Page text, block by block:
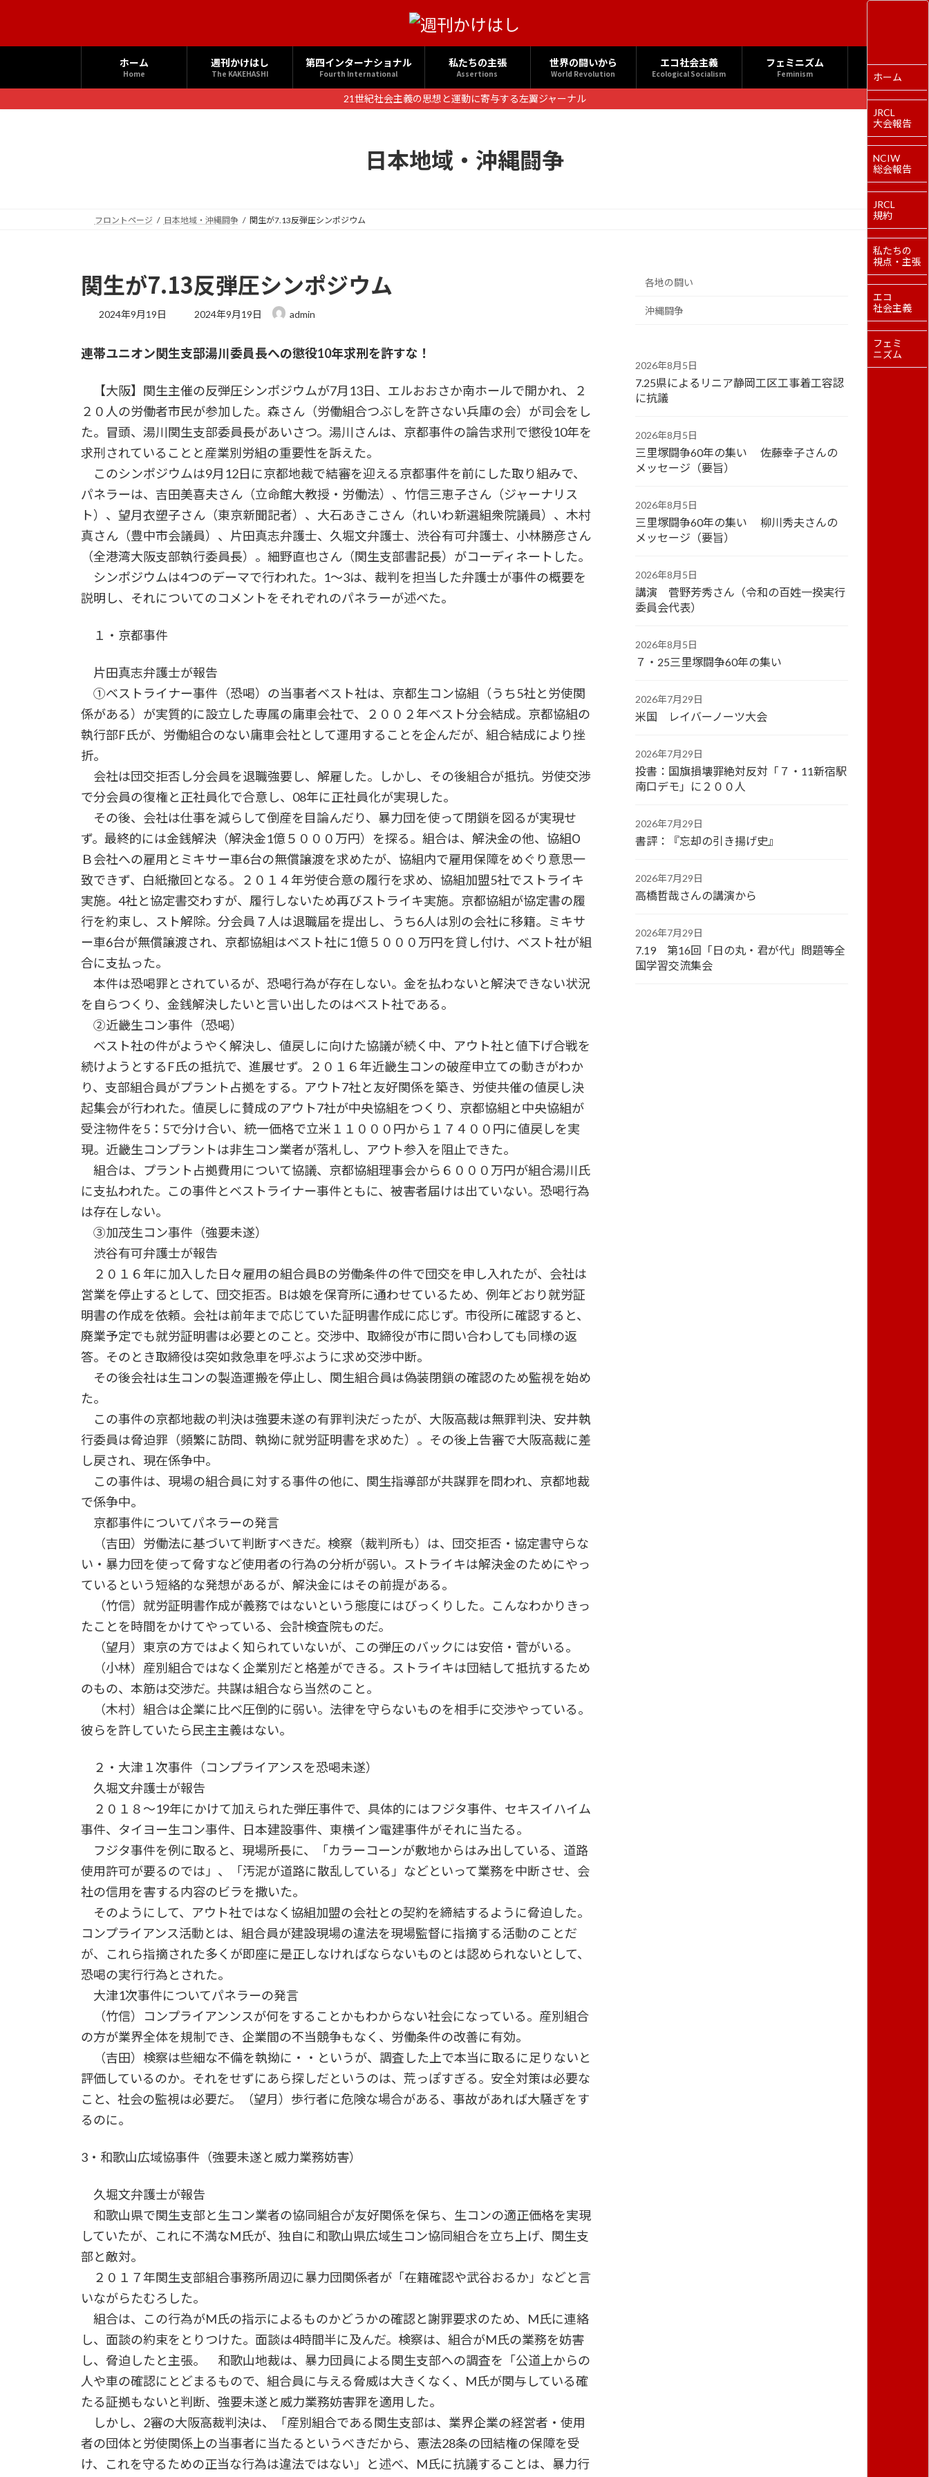
へ
ス
ョ
ン
ホーム
Home
週刊かけはし
The KAKEHASHI
第四インターナショナル
Fourth International
私たちの主張
Assertions
世界の闘いから
World Revolution
エコ社会主義
Ecological Socialism
フェミニズム
Feminism
21世紀社会主義の思想と運動に寄与する左翼ジャーナル
日本地域・沖縄闘争
フロントページ 日本地域・沖縄闘争 関生が7.13反弾圧シンポジウム
関生が7.13反弾圧シンポジウム
2024年9月19日
最
新
:
2024年9月19日 admin
連帯ユニオン関生支部湯川委員長への懲役10年求刑を許すな！
【大阪】関生主催の反弾圧シンポジウムが7月13日、エルおおさか南ホールで開かれ、２
２０人の労働者市民が参加した。森さん（労働組合つぶしを許さない兵庫の会）が司会をし
た。冒頭、湯川関生支部委員長があいさつ。湯川さんは、京都事件の論告求刑で懲役10年を
求刑されていることと産業別労組の重要性を訴えた。
このシンポジウムは9月12日に京都地裁で結審を迎える京都事件を前にした取り組みで、
パネラーは、吉田美喜夫さん（立命館大教授・労働法）、竹信三恵子さん（ジャーナリス
ト）、望月衣塑子さん（東京新聞記者）、大石あきこさん（れいわ新選組衆院議員）、木村
真さん（豊中市会議員）、片田真志弁護士、久堀文弁護士、渋谷有可弁護士、小林勝彦さん
（全港湾大阪支部執行委員長）。細野直也さん（関生支部書記長）がコーディネートした。
シンポジウムは4つのデーマで行われた。1～3は、裁判を担当した弁護士が事件の概要を
説明し、それについてのコメントをそれぞれのパネラーが述べた。
１・京都事件
片田真志弁護士が報告
①ベストライナー事件（恐喝）の当事者ベスト社は、京都生コン協組（うち5社と労使関
係がある）が実質的に設立した専属の庸車会社で、２００２年ベスト分会結成。京都協組の
執行部F氏が、労働組合のない庸車会社として運用することを企んだが、組合結成により挫
折。
会社は団交拒否し分会員を退職強要し、解雇した。しかし、その後組合が抵抗。労使交渉
で分会員の復権と正社員化で合意し、08年に正社員化が実現した。
その後、会社は仕事を減らして倒産を目論んだり、暴力団を使って閉鎖を図るが実現せ
ず。最終的には金銭解決（解決金1億５０００万円）を探る。組合は、解決金の他、協組О
Ｂ会社への雇用とミキサー車6台の無償譲渡を求めたが、協組内で雇用保障をめぐり意思一
致できず、白紙撤回となる。２０１４年労使合意の履行を求め、協組加盟5社でストライキ
実施。4社と協定書交わすが、履行しないため再びストライキ実施。京都協組が協定書の履
行を約束し、スト解除。分会員７人は退職届を提出し、うち6人は別の会社に移籍。ミキサ
ー車6台が無償譲渡され、京都協組はベスト社に1億５０００万円を貸し付け、ベスト社が組
合に支払った。
本件は恐喝罪とされているが、恐喝行為が存在しない。金を払わないと解決できない状況
を自らつくり、金銭解決したいと言い出したのはベスト社である。
②近畿生コン事件（恐喝）
ベスト社の件がようやく解決し、値戻しに向けた協議が続く中、アウト社と値下げ合戦を
続けようとするF氏の抵抗で、進展せず。２０１６年近畿生コンの破産申立ての動きがわか
り、支部組合員がプラント占拠をする。アウト7社と友好関係を築き、労使共催の値戻し決
起集会が行われた。値戻しに賛成のアウト7社が中央協組をつくり、京都協組と中央協組が
受注物件を5：5で分け合い、統一価格で立米１１０００円から１７４００円に値戻しを実
現。近畿生コンプラントは非生コン業者が落札し、アウト参入を阻止できた。
組合は、プラント占拠費用について協議、京都協組理事会から６０００万円が組合湯川氏
に支払われた。この事件とベストライナー事件ともに、被害者届けは出ていない。恐喝行為
は存在しない。
③加茂生コン事件（強要未遂）
渋谷有可弁護士が報告
２０１６年に加入した日々雇用の組合員Bの労働条件の件で団交を申し入れたが、会社は
営業を停止するとして、団交拒否。Bは娘を保育所に通わせているため、例年どおり就労証
明書の作成を依頼。会社は前年まで応じていた証明書作成に応じず。市役所に確認すると、
廃業予定でも就労証明書は必要とのこと。交渉中、取締役が市に問い合わしても同様の返
答。そのとき取締役は突如救急車を呼ぶように求め交渉中断。
その後会社は生コンの製造運搬を停止し、関生組合員は偽装閉鎖の確認のため監視を始め
た。
この事件の京都地裁の判決は強要未遂の有罪判決だったが、大阪高裁は無罪判決、安井執
行委員は脅迫罪（頻繁に訪問、執拗に就労証明書を求めた）。その後上告審で大阪高裁に差
し戻され、現在係争中。
この事件は、現場の組合員に対する事件の他に、関生指導部が共謀罪を問われ、京都地裁
で係争中。
京都事件についてパネラーの発言
（吉田）労働法に基づいて判断すべきだ。検察（裁判所も）は、団交拒否・協定書守らな
い・暴力団を使って脅すなど使用者の行為の分析が弱い。ストライキは解決金のためにやっ
ているという短絡的な発想があるが、解決金にはその前提がある。
（竹信）就労証明書作成が義務ではないという態度にはびっくりした。こんなわかりきっ
たことを時間をかけてやっている、会計検査院ものだ。
（望月）東京の方ではよく知られていないが、この弾圧のバックには安倍・菅がいる。
（小林）産別組合ではなく企業別だと格差ができる。ストライキは団結して抵抗するため
のもの、本筋は交渉だ。共謀は組合なら当然のこと。
（木村）組合は企業に比べ圧倒的に弱い。法律を守らないものを相手に交渉やっている。
彼らを許していたら民主主義はない。
２・大津１次事件（コンプライアンスを恐喝未遂）
久堀文弁護士が報告
２０１８～19年にかけて加えられた弾圧事件で、具体的にはフジタ事件、セキスイハイム
事件、タイヨー生コン事件、日本建設事件、東横イン電建事件がそれに当たる。
フジタ事件を例に取ると、現場所長に、「カラーコーンが敷地からはみ出している、道路
使用許可が要るのでは」、「汚泥が道路に散乱している」などといって業務を中断させ、会
社の信用を害する内容のビラを撒いた。
そのようにして、アウト社ではなく協組加盟の会社との契約を締結するように脅迫した。
コンプライアンス活動とは、組合員が建設現場の違法を現場監督に指摘する活動のことだ
が、これら指摘された多くが即座に是正しなければならないものとは認められないとして、
恐喝の実行行為とされた。
大津1次事件についてパネラーの発言
（竹信）コンプライアンンスが何をすることかもわからない社会になっている。産別組合
の方が業界全体を規制でき、企業間の不当競争もなく、労働条件の改善に有効。
（吉田）検察は些細な不備を執拗に・・というが、調査した上で本当に取るに足りないと
評価しているのか。それをせずにあら探しだというのは、荒っぽすぎる。安全対策は必要な
こと、社会の監視は必要だ。（望月）歩行者に危険な場合がある、事故があれば大騒ぎをす
るのに。
3・和歌山広域協事件（強要未遂と威力業務妨害）
久堀文弁護士が報告
和歌山県で関生支部と生コン業者の協同組合が友好関係を保ち、生コンの適正価格を実現
していたが、これに不満なM氏が、独自に和歌山県広域生コン協同組合を立ち上げ、関生支
部と敵対。
２０１７年関生支部組合事務所周辺に暴力団関係者が「在籍確認や武谷おるか」などと言
いながらたむろした。
組合は、この行為がM氏の指示によるものかどうかの確認と謝罪要求のため、M氏に連絡
し、面談の約束をとりつけた。面談は4時間半に及んだ。検察は、組合がM氏の業務を妨害
し、脅迫したと主張。 和歌山地裁は、暴力団員による関生支部への調査を「公道上からの
人や車の確認にとどまるもので、組合員に与える脅威は大きくなく、M氏が関与している確
たる証拠もないと判断、強要未遂と威力業務妨害罪を適用した。
しかし、2審の大阪高裁判決は、「産別組合である関生支部は、業界企業の経営者・使用
者の団体と労使関係上の当事者に当たるというべきだから、憲法28条の団結権の保障を受
け、これを守るための正当な行為は違法ではない」と述べ、M氏に抗議することは、暴力行
各地の闘い
沖縄闘争
2026年8月5日
7.25県によるリニア静岡工区工事着工容認
に抗議
2026年8月5日
三里塚闘争60年の集い 佐藤幸子さんの
メッセージ（要旨）
2026年8月5日
三里塚闘争60年の集い 柳川秀夫さんの
メッセージ（要旨）
2026年8月5日
講演 菅野芳秀さん（令和の百姓一揆実行
委員会代表）
2026年8月5日
７・25三里塚闘争60年の集い
2026年7月29日
米国 レイバーノーツ大会
2026年7月29日
投書：国旗損壊罪絶対反対「７・11新宿駅
南口デモ」に２００人
2026年7月29日
書評：『忘却の引き揚げ史』
2026年7月29日
高橋哲哉さんの講演から
2026年7月29日
7.19 第16回「日の丸・君が代」問題等全
国学習交流集会
ホーム
JRCL
大会報告
NCIW
総会報告
JRCL
規約
私たちの
視点・主張
エコ
社会主義
フェミ
ニズム